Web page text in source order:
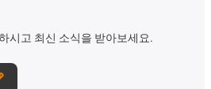
시고 최신 소식을 받아보세요.